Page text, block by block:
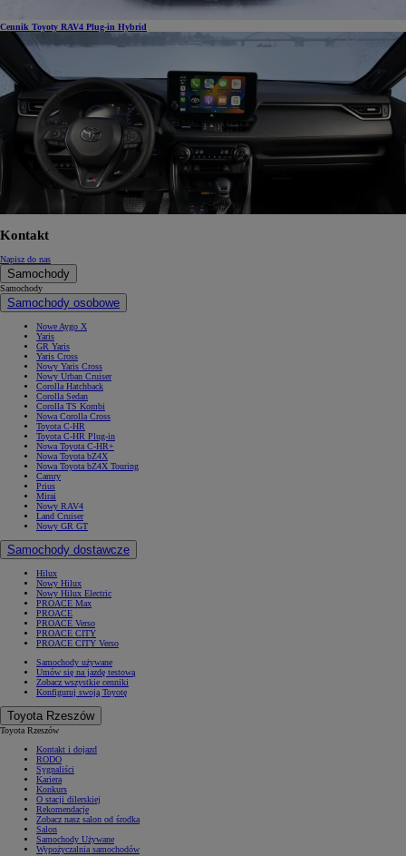
Cennik Toyoty RAV4 Plug-in Hybrid
Kontakt
Napisz do nas
Samochody
Samochody
Samochody osobowe
Nowe Aygo X
Yaris
GR Yaris
Yaris Cross
Nowy Yaris Cross
Nowy Urban Cruiser
Corolla Hatchback
Corolla Sedan
Corolla TS Kombi
Nowa Corolla Cross
Toyota C-HR
Toyota C-HR Plug-in
Nowa Toyota C-HR+
Nowa Toyota bZ4X
Nowa Toyota bZ4X Touring
Camry
Prius
Mirai
Nowy RAV4
Land Cruiser
Nowy GR GT
Samochody dostawcze
Hilux
Nowy Hilux
Nowy Hilux Electric
PROACE Max
PROACE
PROACE Verso
PROACE CITY
PROACE CITY Verso
Samochody używane
Umów się na jazdę testową
Zobacz wszystkie cenniki
Konfiguruj swoją Toyotę
Toyota Rzeszów
Toyota Rzeszów
Kontakt i dojazd
RODO
Sygnaliści
Kariera
Konkurs
O stacji dilerskiej
Rekomendacje
Zobacz nasz salon od środka
Salon
Samochody Używane
Wypożyczalnia samochodów